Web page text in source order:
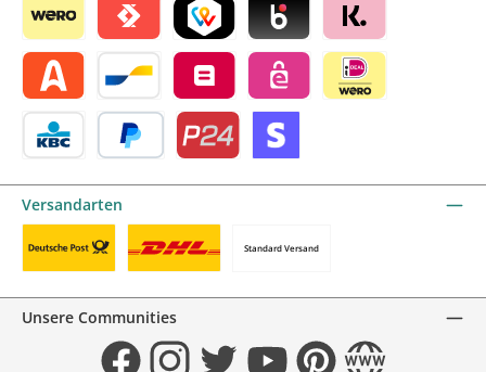
Wero Satispay by mollieTWINT by mollieBlik by mollieKlarna by mollie
Alma by mollieBancontact by mollie
Belfius by mollieeps by mollie
Versandarten
Standard Versand
Unsere Communities